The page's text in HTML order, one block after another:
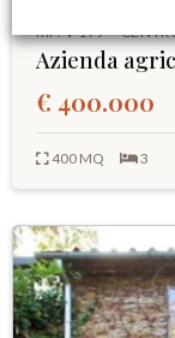
RIF. V 179 –
Azienda
€ 400.000
400 MQ 3